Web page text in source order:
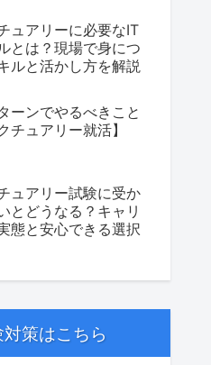
ュアリーに必要なIT
とは？現場で身につ
ルと活かし方を解説
ーンでやるべきこと
チュアリー就活】
ュアリー試験に受か
とどうなる？キャリ
態と安心できる選択
策はこちら